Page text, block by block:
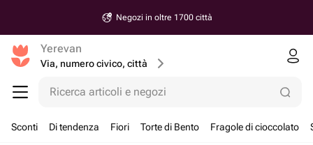
Negozi in oltre 1700 città
Yerevan
Via, numero civico, città
Ricerca articoli e negozi
Sconti Di tendenza Fiori Torte di Bento Fragole di cioccolato